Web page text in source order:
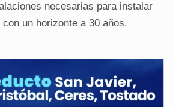
necesarias para instalar
un horizonte a 30 años.